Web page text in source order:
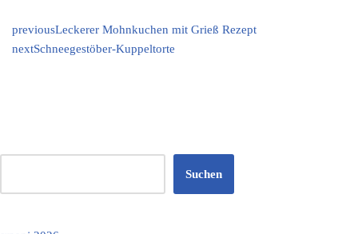
previousLeckerer Mohnkuchen mit Grieß Rezept
nextSchneegestöber-Kuppeltorte
Suchen